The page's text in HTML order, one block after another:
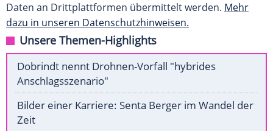
Daten an Drittplattformen übermittelt werden. Mehr
dazu in unseren Datenschutzhinweisen.
Unsere Themen-Highlights
Dobrindt nennt Drohnen-Vorfall "hybrides
Anschlagsszenario"
Bilder einer Karriere: Senta Berger im Wandel der
Zeit